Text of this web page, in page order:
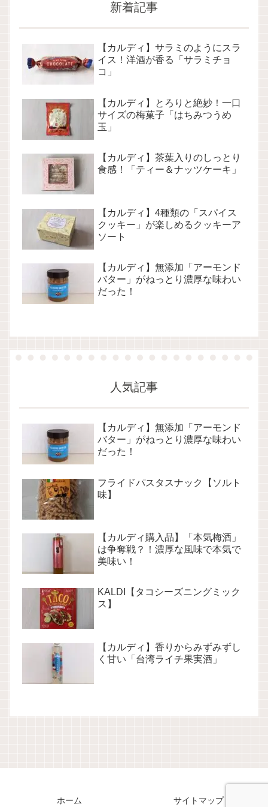
新着記事
【カルディ】サラミのようにスラ
イス！洋酒が香る「サラミチョ
コ」
【カルディ】とろりと絶妙！一口
サイズの梅菓子「はちみつうめ
玉」
【カルディ】茶葉入りのしっとり
食感！「ティー＆ナッツケーキ」
【カルディ】4種類の「スパイス
クッキー」が楽しめるクッキーア
ソート
【カルディ】無添加「アーモンド
バター」がねっとり濃厚な味わい
だった！
人気記事
【カルディ】無添加「アーモンド
バター」がねっとり濃厚な味わい
だった！
フライドパスタスナック【ソルト
味】
【カルディ購入品】「本気梅酒」
は争奪戦？！濃厚な風味で本気で
美味い！
KALDI【タコシーズニングミック
ス】
【カルディ】香りからみずみずし
く甘い「台湾ライチ果実酒」
ホーム サイトマップ